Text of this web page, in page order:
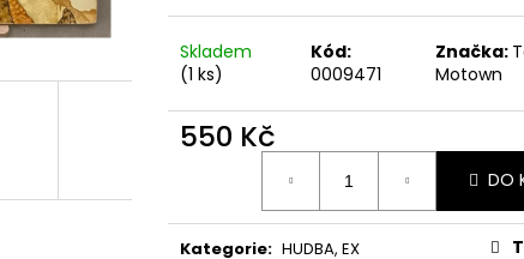
Skladem
(1 ks)
Kód:
0009471
Značka:
Motown
550 Kč
DO
Kategorie: HUDBA, EX
PINK FLOYD – THE PIPER AT THE GATES
OF DAWN CD